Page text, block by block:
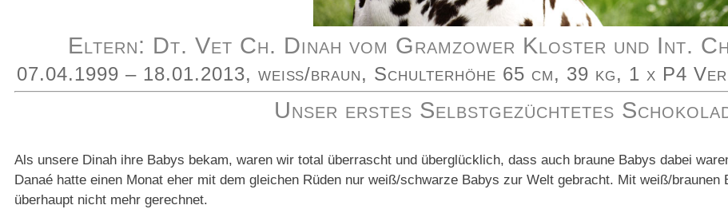
Eltern: Dt. Vet Ch. Dinah vom Gramzower Kloster und Int.
07.04.1999 – 18.01.2013, weiß/braun, Schulterhöhe 65 cm, 39 kg, 1 x P4
Unser erstes Selbstgezüchtetes
Als unsere Dinah ihre Babys bekam, waren wir total überrascht und überglücklich, dass auch braune Babys dabei
Danaé hatte einen Monat eher mit dem gleichen Rüden nur weiß/schwarze Babys zur Welt gebracht. Mit weiß/braunen
überhaupt nicht mehr gerechnet.